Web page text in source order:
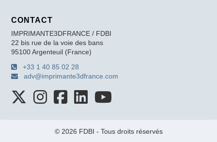
CONTACT
IMPRIMANTE3DFRANCE / FDBI
22 bis rue de la voie des bans
95100 Argenteuil (France)
+33 1 40 85 02 28
adv@imprimante3dfrance.com
© 2026 FDBI - Tous droits réservés